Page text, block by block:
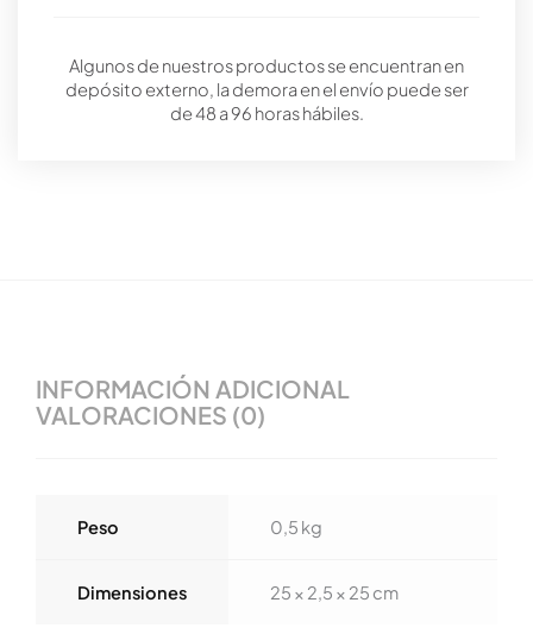
Algunos de nuestros productos se encuentran en
depósito externo, la demora en el envío puede ser
de 48 a 96 horas hábiles.
INFORMACIÓN ADICIONAL
VALORACIONES (0)
Peso 0,5 kg
Dimensiones 25 × 2,5 × 25 cm